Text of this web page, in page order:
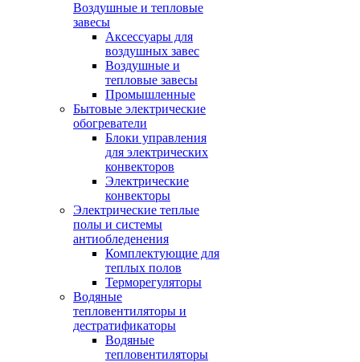
Воздушные и тепловые
завесы
Аксессуары для
воздушных завес
Воздушные и
тепловые завесы
Промышленные
Бытовые электрические
обогреватели
Блоки управления
для электрических
конвекторов
Электрические
конвекторы
Электрические теплые
полы и системы
антиобледенения
Комплектующие для
теплых полов
Терморегуляторы
Водяные
тепловентиляторы и
дестратификаторы
Водяные
тепловентиляторы